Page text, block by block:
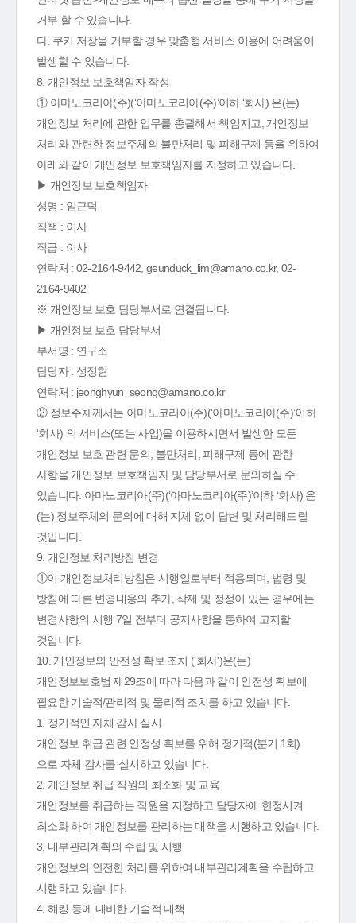
거부 할 수 있습니다.
다. 쿠키 저장을 거부할 경우 맞춤형 서비스 이용에 어려움이
발생할 수 있습니다.
8. 개인정보 보호책임자 작성
① 아마노코리아(주)(‘아마노코리아(주)’이하 ‘회사) 은(는)
개인정보 처리에 관한 업무를 총괄해서 책임지고, 개인정보
처리와 관련한 정보주체의 불만처리 및 피해구제 등을 위하여
아래와 같이 개인정보 보호책임자를 지정하고 있습니다.
▶ 개인정보 보호책임자
성명 : 임근덕
직책 : 이사
직급 : 이사
연락처 : 02-2164-9442, geunduck_lim@amano.co.kr, 02-
2164-9402
※ 개인정보 보호 담당부서로 연결됩니다.
▶ 개인정보 보호 담당부서
부서명 : 연구소
담당자 : 성정현
연락처 : jeonghyun_seong@amano.co.kr
② 정보주체께서는 아마노코리아(주)(‘아마노코리아(주)’이하
‘회사) 의 서비스(또는 사업)을 이용하시면서 발생한 모든
개인정보 보호 관련 문의, 불만처리, 피해구제 등에 관한
사항을 개인정보 보호책임자 및 담당부서로 문의하실 수
있습니다. 아마노코리아(주)(‘아마노코리아(주)’이하 ‘회사) 은
(는) 정보주체의 문의에 대해 지체 없이 답변 및 처리해드릴
것입니다.
9. 개인정보 처리방침 변경
①이 개인정보처리방침은 시행일로부터 적용되며, 법령 및
방침에 따른 변경내용의 추가, 삭제 및 정정이 있는 경우에는
변경사항의 시행 7일 전부터 공지사항을 통하여 고지할
것입니다.
10. 개인정보의 안전성 확보 조치 ('회사')은(는)
개인정보보호법 제29조에 따라 다음과 같이 안전성 확보에
필요한 기술적/관리적 및 물리적 조치를 하고 있습니다.
1. 정기적인 자체 감사 실시
개인정보 취급 관련 안정성 확보를 위해 정기적(분기 1회)
으로 자체 감사를 실시하고 있습니다.
2. 개인정보 취급 직원의 최소화 및 교육
개인정보를 취급하는 직원을 지정하고 담당자에 한정시켜
최소화 하여 개인정보를 관리하는 대책을 시행하고 있습니다.
3. 내부관리계획의 수립 및 시행
개인정보의 안전한 처리를 위하여 내부관리계획을 수립하고
시행하고 있습니다.
4. 해킹 등에 대비한 기술적 대책